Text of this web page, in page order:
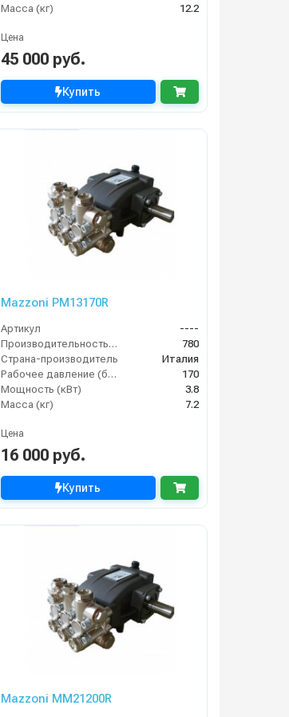
Масса (кг)
12.2
Цена
45 000 руб.
Купить
Mazzoni PM13170R
Артикул
----
Производительность (л/ч)
780
Страна-производитель
Италия
Рабочее давление (бар)
170
Мощность (кВт)
3.8
Масса (кг)
7.2
Цена
16 000 руб.
Купить
Mazzoni MM21200R